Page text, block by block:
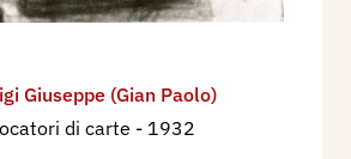
Giuseppe (Gian Paolo)
di carte - 1932